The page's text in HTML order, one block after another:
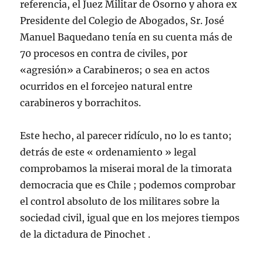
referencia, el Juez Militar de Osorno y ahora ex
Presidente del Colegio de Abogados, Sr. José
Manuel Baquedano tenía en su cuenta más de
70 procesos en contra de civiles, por
«agresión» a Carabineros; o sea en actos
ocurridos en el forcejeo natural entre
carabineros y borrachitos.
Este hecho, al parecer ridículo, no lo es tanto;
detrás de este « ordenamiento » legal
comprobamos la miserai moral de la timorata
democracia que es Chile ; podemos comprobar
el control absoluto de los militares sobre la
sociedad civil, igual que en los mejores tiempos
de la dictadura de Pinochet .